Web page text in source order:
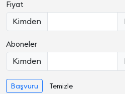
Fiyat
Kimden
Aboneler
Kimden
Başvuru Temizle